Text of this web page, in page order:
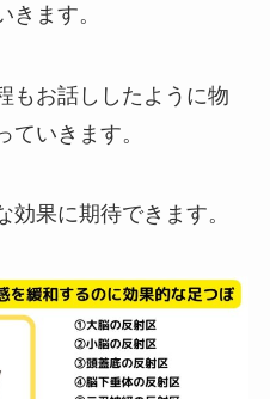
ます。
もお話ししたように物
いきます。
果に期待できます。